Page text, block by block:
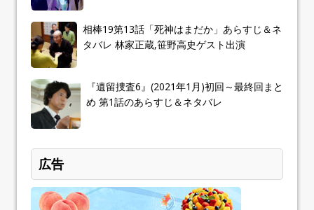
相棒19第13話「死神はまだか」あらすじ＆ネ
タバレ 林家正蔵,笹野高史ゲスト出演
『遺留捜査6』(2021年1月)初回～最終回まと
め 第1話のあらすじ＆ネタバレ
広告